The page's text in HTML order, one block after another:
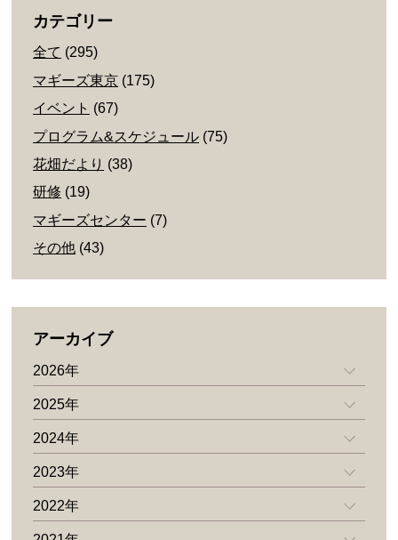
カテゴリー
全て (295)
マギーズ東京 (175)
イベント (67)
プログラム&スケジュール (75)
花畑だより (38)
研修 (19)
マギーズセンター (7)
その他 (43)
アーカイブ
2026年
2025年
2024年
2023年
2022年